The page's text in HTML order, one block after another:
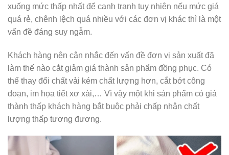
xuống mức thấp nhất để cạnh tranh tuy nhiên nếu mức giá
quá rẻ, chênh lệch quá nhiều với các đơn vị khác thì là một
vấn đề đáng suy ngẫm.
Khách hàng nên cân nhắc đến vấn đề đơn vị sản xuất đã
làm thế nào cắt giảm giá thành sản phẩm đồng phục. Có
thể thay đổi chất vải kém chất lượng hơn, cắt bớt công
đoạn, im họa tiết xơ xài,… Vì vậy một khi sản phẩm có giá
thành thấp khách hàng bắt buộc phải chấp nhận chất
lượng thấp tương đương.